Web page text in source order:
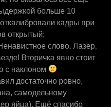
больше 10
кадры при
открытый;
слово. Лазер,
Вторичка явно стоит
с наклоном
достаточно ровно,
самодельному
яйца). Ещё спасибо